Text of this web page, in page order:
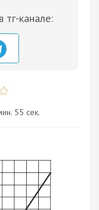
тг-канале:
55 сек.